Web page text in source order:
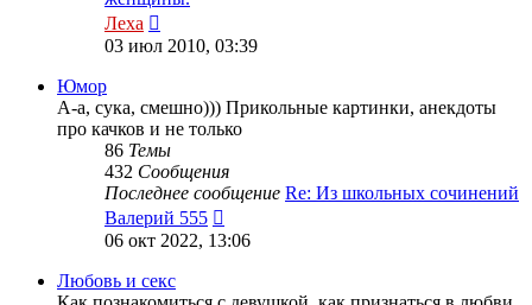
Леха
к
03 июл 2010, 03:39
Юмор
А-а, сука, смешно))) Прикольные картинки, анекдоты
про качков и не только
86 Темы
432 Сообщения
Последнее сообщение Re: Из школьных сочинений
Валерий 555
к
06 окт 2022, 13:06
Любовь и секс